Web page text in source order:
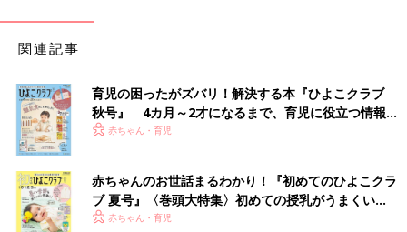
思うのです。体を使った外遊びも、デジタルツールも、どちらも
できるようになることが大切だと思いますね。ただ、幼い頃ほ
事だと思います。デジタルに先に慣れると、体を使うことをおっ
くうがる可能性があるからです。
デジタルツールを常識のある範囲で使用している限りは、子ども
にとって悪い影響はない、ということがわかり、ほっとしたかた
もいるのでは？
とはいえ、子どもに使用時の約束を守らせるのは時として難しい
関連記事
育児の困ったがズバリ！解決する本『ひよこクラブ
秋号』 4カ月～2才になるまで、育児に役立つ情報が
いっぱい！
赤ちゃん・育児
赤ちゃんのお世話まるわかり！『初めてのひよこクラ
ブ 夏号』〈巻頭大特集〉初めての授乳がうまくい
く！ おっぱい・ミルクの基本と夏のトラブル 解決テ
赤ちゃん・育児